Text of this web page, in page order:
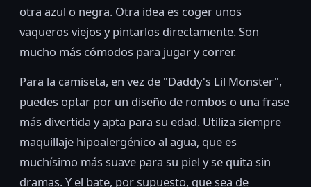
otra azul o negra. Otra idea es coger unos
vaqueros viejos y pintarlos directamente. Son
mucho más cómodos para jugar y correr.
Para la camiseta, en vez de "Daddy's Lil Monster",
puedes optar por un diseño de rombos o una frase
más divertida y apta para su edad. Utiliza siempre
maquillaje hipoalergénico al agua, que es
muchísimo más suave para su piel y se quita sin
dramas. Y el bate, por supuesto, que sea de